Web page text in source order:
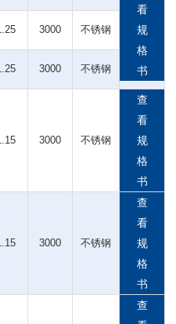
看
规
格
书
3000 不锈钢
3000 不锈钢
3000 不锈钢
查
看
规
格
书
3000 不锈钢
查
看
规
格
书
查